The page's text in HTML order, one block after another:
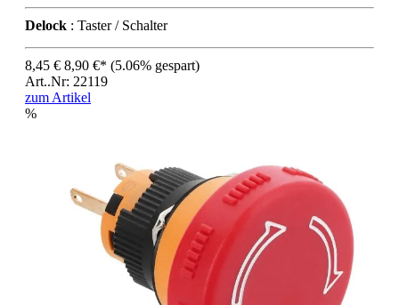
Delock : Taster / Schalter
8,45 € 8,90 €* (5.06% gespart)
Art..Nr: 22119
zum Artikel
%